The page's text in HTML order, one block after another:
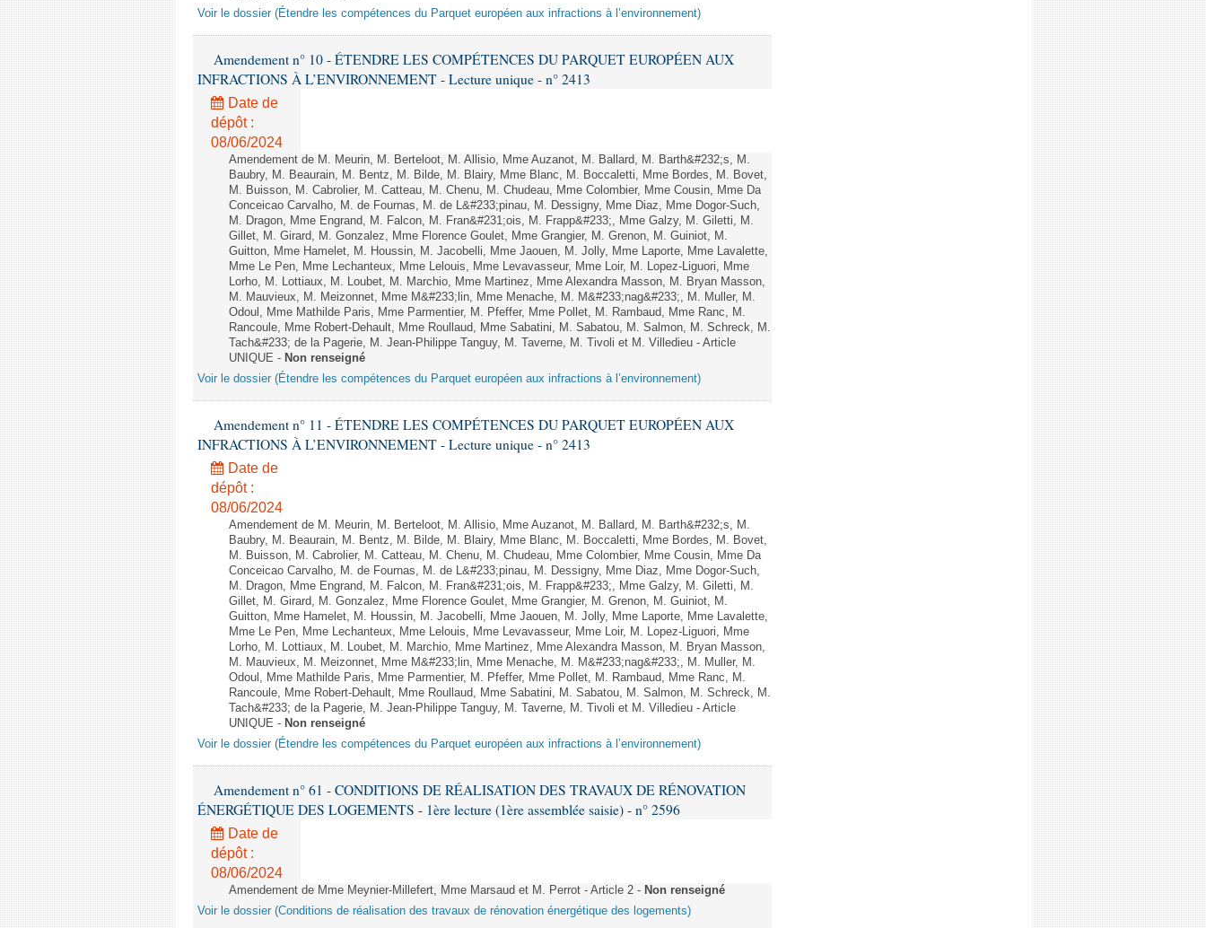
Voir le dossier (Étendre les compétences du Parquet européen aux infractions à l’environnement)
Amendement n° 10 - ÉTENDRE LES COMPÉTENCES DU PARQUET EUROPÉEN AUX
INFRACTIONS À L’ENVIRONNEMENT - Lecture unique - n° 2413
Date de
dépôt :
08/06/2024
Amendement de M. Meurin, M. Berteloot, M. Allisio, Mme Auzanot, M. Ballard, M. Barth&#232;s, M.
Baubry, M. Beaurain, M. Bentz, M. Bilde, M. Blairy, Mme Blanc, M. Boccaletti, Mme Bordes, M. Bovet,
M. Buisson, M. Cabrolier, M. Catteau, M. Chenu, M. Chudeau, Mme Colombier, Mme Cousin, Mme Da
Conceicao Carvalho, M. de Fournas, M. de L&#233;pinau, M. Dessigny, Mme Diaz, Mme Dogor-Such,
M. Dragon, Mme Engrand, M. Falcon, M. Fran&#231;ois, M. Frapp&#233;, Mme Galzy, M. Giletti, M.
Gillet, M. Girard, M. Gonzalez, Mme Florence Goulet, Mme Grangier, M. Grenon, M. Guiniot, M.
Guitton, Mme Hamelet, M. Houssin, M. Jacobelli, Mme Jaouen, M. Jolly, Mme Laporte, Mme Lavalette,
Mme Le Pen, Mme Lechanteux, Mme Lelouis, Mme Levavasseur, Mme Loir, M. Lopez-Liguori, Mme
Lorho, M. Lottiaux, M. Loubet, M. Marchio, Mme Martinez, Mme Alexandra Masson, M. Bryan Masson,
M. Mauvieux, M. Meizonnet, Mme M&#233;lin, Mme Menache, M. M&#233;nag&#233;, M. Muller, M.
Odoul, Mme Mathilde Paris, Mme Parmentier, M. Pfeffer, Mme Pollet, M. Rambaud, Mme Ranc, M.
Rancoule, Mme Robert-Dehault, Mme Roullaud, Mme Sabatini, M. Sabatou, M. Salmon, M. Schreck, M.
Tach&#233; de la Pagerie, M. Jean-Philippe Tanguy, M. Taverne, M. Tivoli et M. Villedieu - Article
UNIQUE - Non renseigné
Voir le dossier (Étendre les compétences du Parquet européen aux infractions à l’environnement)
Amendement n° 11 - ÉTENDRE LES COMPÉTENCES DU PARQUET EUROPÉEN AUX
INFRACTIONS À L’ENVIRONNEMENT - Lecture unique - n° 2413
Date de
dépôt :
08/06/2024
Amendement de M. Meurin, M. Berteloot, M. Allisio, Mme Auzanot, M. Ballard, M. Barth&#232;s, M.
Baubry, M. Beaurain, M. Bentz, M. Bilde, M. Blairy, Mme Blanc, M. Boccaletti, Mme Bordes, M. Bovet,
M. Buisson, M. Cabrolier, M. Catteau, M. Chenu, M. Chudeau, Mme Colombier, Mme Cousin, Mme Da
Conceicao Carvalho, M. de Fournas, M. de L&#233;pinau, M. Dessigny, Mme Diaz, Mme Dogor-Such,
M. Dragon, Mme Engrand, M. Falcon, M. Fran&#231;ois, M. Frapp&#233;, Mme Galzy, M. Giletti, M.
Gillet, M. Girard, M. Gonzalez, Mme Florence Goulet, Mme Grangier, M. Grenon, M. Guiniot, M.
Guitton, Mme Hamelet, M. Houssin, M. Jacobelli, Mme Jaouen, M. Jolly, Mme Laporte, Mme Lavalette,
Mme Le Pen, Mme Lechanteux, Mme Lelouis, Mme Levavasseur, Mme Loir, M. Lopez-Liguori, Mme
Lorho, M. Lottiaux, M. Loubet, M. Marchio, Mme Martinez, Mme Alexandra Masson, M. Bryan Masson,
M. Mauvieux, M. Meizonnet, Mme M&#233;lin, Mme Menache, M. M&#233;nag&#233;, M. Muller, M.
Odoul, Mme Mathilde Paris, Mme Parmentier, M. Pfeffer, Mme Pollet, M. Rambaud, Mme Ranc, M.
Rancoule, Mme Robert-Dehault, Mme Roullaud, Mme Sabatini, M. Sabatou, M. Salmon, M. Schreck, M.
Tach&#233; de la Pagerie, M. Jean-Philippe Tanguy, M. Taverne, M. Tivoli et M. Villedieu - Article
UNIQUE - Non renseigné
Voir le dossier (Étendre les compétences du Parquet européen aux infractions à l’environnement)
Amendement n° 61 - CONDITIONS DE RÉALISATION DES TRAVAUX DE RÉNOVATION
ÉNERGÉTIQUE DES LOGEMENTS - 1ère lecture (1ère assemblée saisie) - n° 2596
Date de
dépôt :
08/06/2024
Amendement de Mme Meynier-Millefert, Mme Marsaud et M. Perrot - Article 2 - Non renseigné
Voir le dossier (Conditions de réalisation des travaux de rénovation énergétique des logements)